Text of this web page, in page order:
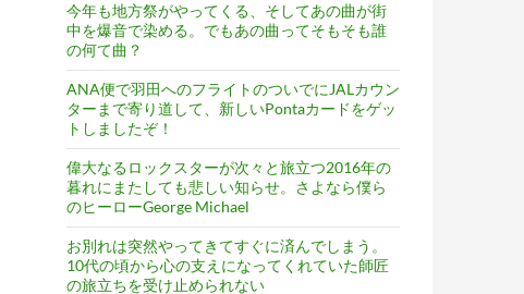
今年も地方祭がやってくる、そしてあの曲が街
中を爆音で染める。でもあの曲ってそもそも誰
の何て曲？
ANA便で羽田へのフライトのついでにJALカウン
ターまで寄り道して、新しいPontaカードをゲッ
トしましたぞ！
偉大なるロックスターが次々と旅立つ2016年の
暮れにまたしても悲しい知らせ。さよなら僕ら
のヒーローGeorge Michael
お別れは突然やってきてすぐに済んでしまう。
10代の頃から心の支えになってくれていた師匠
の旅立ちを受け止められない